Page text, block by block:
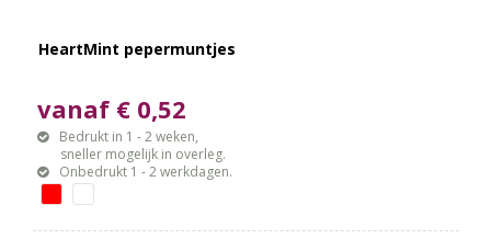
HeartMint pepermuntjes
vanaf € 0,52
Bedrukt in 1 - 2 weken,
sneller mogelijk in overleg.
Onbedrukt 1 - 2 werkdagen.